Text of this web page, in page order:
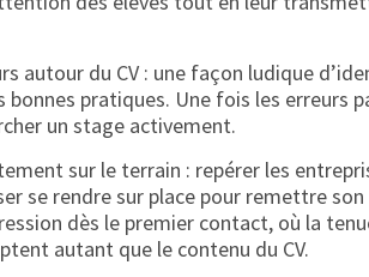
autour du CV : une façon ludique
pratiques. Une fois les erreurs
un stage activement.
sur le terrain : repérer les
se rendre sur place pour remettre son
dès le premier contact, où la
autant que le contenu du CV.